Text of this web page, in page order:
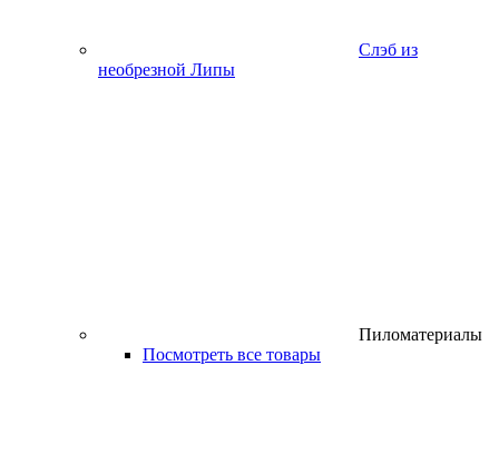
Слэб из
необрезной Липы
Пиломатериалы
Посмотреть все товары